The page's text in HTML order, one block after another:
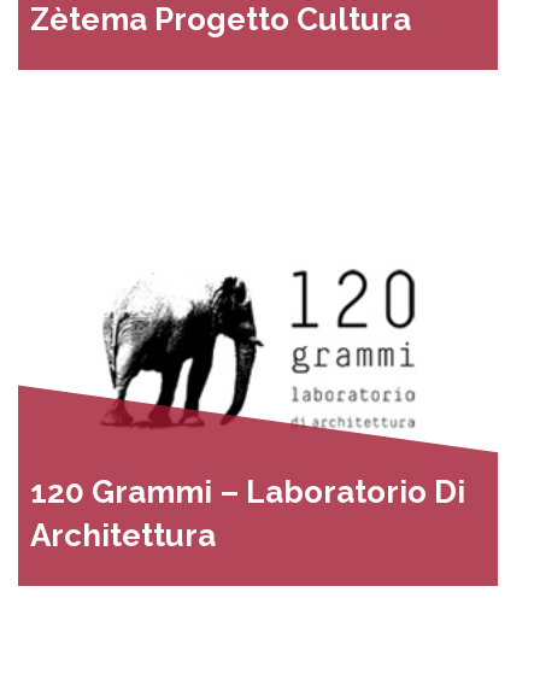
Zètema Progetto Cultura
120 Grammi – Laboratorio Di
Architettura